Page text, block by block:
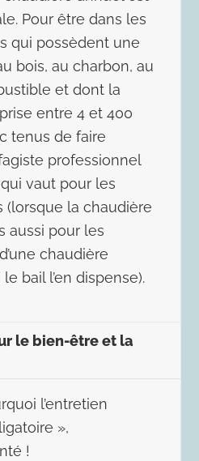
Pour être dans les
qui possèdent une
bois, au charbon, au
et dont la
entre 4 et 400
tenus de faire
professionnel
vaut pour les
(lorsque la chaudière
aussi pour les
chaudière
bail l’en dispense).
le bien-être et la
l’entretien
»,
!